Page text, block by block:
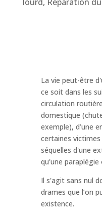
La vie peut-être
ce soit dans les
circulation
domestique
exemple), d’une
certaines
séquelles d'une
qu'une
Il s'agit sans nul
drames que l’on
existence.